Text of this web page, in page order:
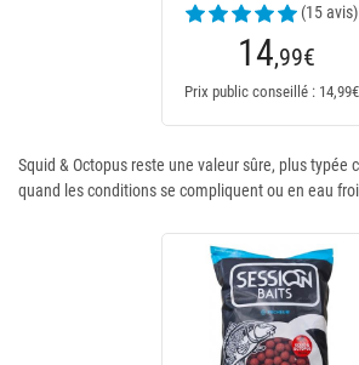
(15 avis)
14,99€
Prix public conseillé : 14,99€
Squid & Octopus reste une valeur sûre, plus typée
quand les conditions se compliquent ou en eau